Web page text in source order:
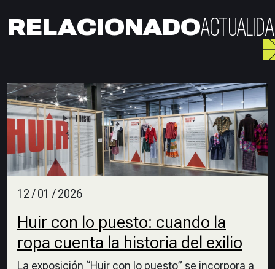
RELACIONADO
12 / 01 / 2026
Huir con lo puesto: cuando la
ropa cuenta la historia del exilio
La exposición “Huir con lo puesto” se incorpora a